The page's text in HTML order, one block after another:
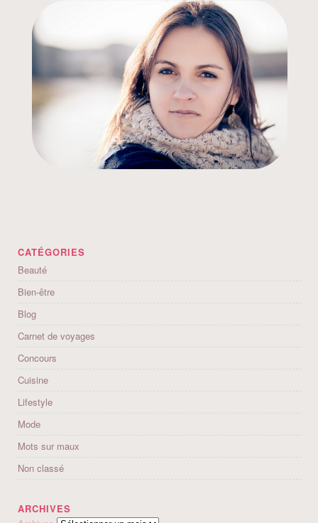
CATÉGORIES
Beauté
Bien-être
Blog
Carnet de voyages
Concours
Cuisine
Lifestyle
Mode
Mots sur maux
Non classé
ARCHIVES